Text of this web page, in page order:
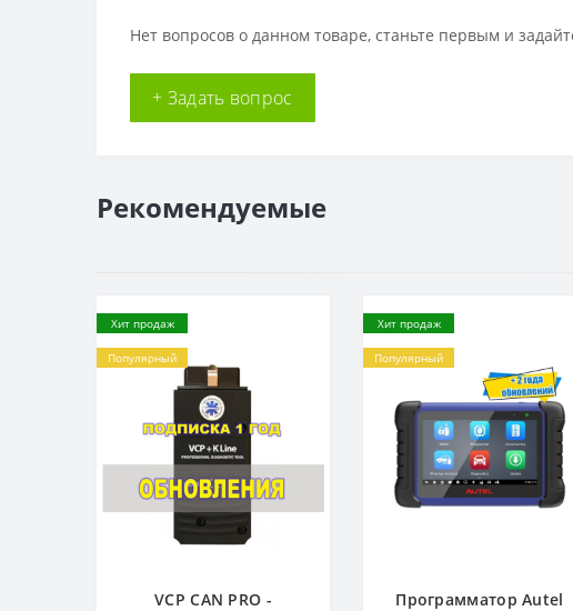
Нет вопросов о данном товаре, станьте первым и
+ Задать вопрос
Рекомендуемые
Хит продаж
Популярный
VCP CAN PRO -
Хит продаж
Популярный
Программатор Autel